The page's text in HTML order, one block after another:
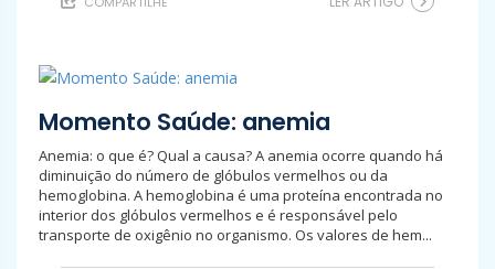
Momento Saúde: anemia
Anemia: o que é? Qual a causa? A anemia ocorre quando há
diminuição do número de glóbulos vermelhos ou da
hemoglobina. A hemoglobina é uma proteína encontrada no
interior dos glóbulos vermelhos e é responsável pelo
transporte de oxigênio no organismo. Os valores de hem...